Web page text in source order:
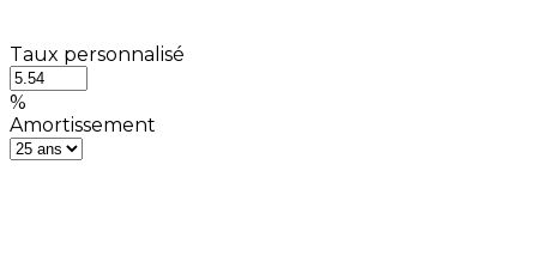
Taux personnalisé
%
Amortissement